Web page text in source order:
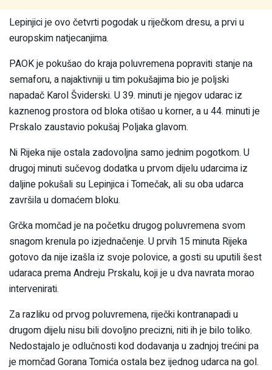
Lepinjici je ovo četvrti pogodak u riječkom dresu, a prvi u
europskim natjecanjima.
PAOK je pokušao do kraja poluvremena popraviti stanje na
semaforu, a najaktivniji u tim pokušajima bio je poljski
napadač Karol Šviderski. U 39. minuti je njegov udarac iz
kaznenog prostora od bloka otišao u korner, a u 44. minuti je
Prskalo zaustavio pokušaj Poljaka glavom.
Ni Rijeka nije ostala zadovoljna samo jednim pogotkom. U
drugoj minuti sučevog dodatka u prvom dijelu udarcima iz
daljine pokušali su Lepinjica i Tomečak, ali su oba udarca
završila u domaćem bloku.
Grčka momčad je na početku drugog poluvremena svom
snagom krenula po izjednačenje. U prvih 15 minuta Rijeka
gotovo da nije izašla iz svoje polovice, a gosti su uputili šest
udaraca prema Andreju Prskalu, koji je u dva navrata morao
intervenirati.
Za razliku od prvog poluvremena, riječki kontranapadi u
drugom dijelu nisu bili dovoljno precizni, niti ih je bilo toliko.
Nedostajalo je odlučnosti kod dodavanja u zadnjoj trećini pa
je momčad Gorana Tomića ostala bez ijednog udarca na gol.